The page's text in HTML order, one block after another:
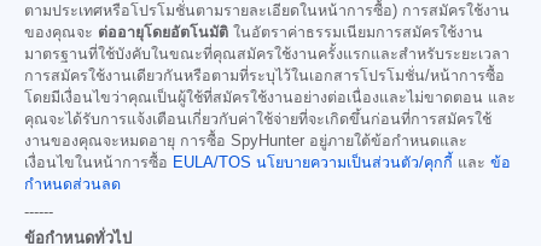
ตามประเทศหรือโปรโมชั่นตามรายละเอียดในหน้าการซื้อ) การสมัครใช้งาน
ของคุณจะ ต่ออายุโดยอัตโนมัติ ในอัตราค่าธรรมเนียมการสมัครใช้งาน
มาตรฐานที่ใช้บังคับในขณะที่คุณสมัครใช้งานครั้งแรกและสำหรับระยะเวลา
การสมัครใช้งานเดียวกันหรือตามที่ระบุไว้ในเอกสารโปรโมชั่น/หน้าการซื้อ
โดยมีเงื่อนไขว่าคุณเป็นผู้ใช้ที่สมัครใช้งานอย่างต่อเนื่องและไม่ขาดตอน และ
คุณจะได้รับการแจ้งเตือนเกี่ยวกับค่าใช้จ่ายที่จะเกิดขึ้นก่อนที่การสมัครใช้
งานของคุณจะหมดอายุ การซื้อ SpyHunter อยู่ภายใต้ข้อกำหนดและ
เงื่อนไขในหน้าการซื้อ EULA/TOS นโยบายความเป็นส่วนตัว/คุกกี้ และ ข้อ
กำหนดส่วนลด
------
ข้อกำหนดทั่วไป